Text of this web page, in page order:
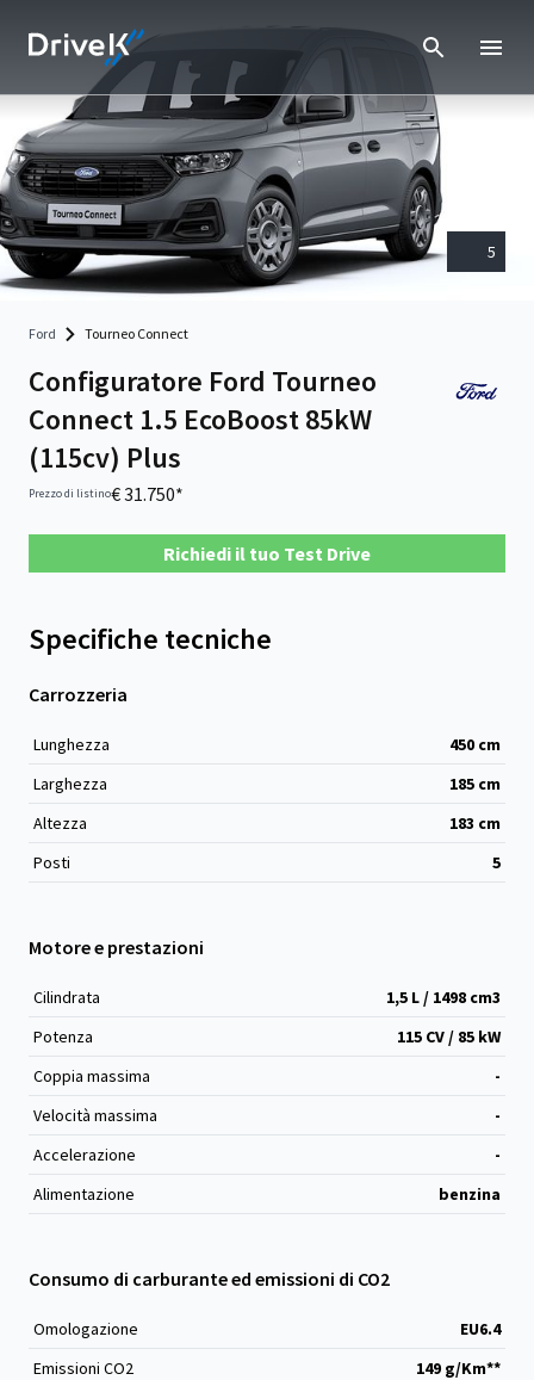
5
Ford Tourneo Connect
Configuratore Ford Tourneo
Connect 1.5 EcoBoost 85kW
(115cv) Plus
Prezzo di listino€ 31.750*
Richiedi il tuo Test Drive
Specifiche tecniche
Carrozzeria
Lunghezza 450 cm
Larghezza
185 cm
Altezza
183 cm
Posti
5
Motore e prestazioni
Cilindrata 1,5 L / 1498 cm3
Potenza
115 CV / 85 kW
Coppia massima
-
Velocità massima
-
Accelerazione
-
Alimentazione
benzina
Consumo di carburante ed emissioni di CO2
Omologazione
EU6.4
Emissioni CO2
149 g/Km**